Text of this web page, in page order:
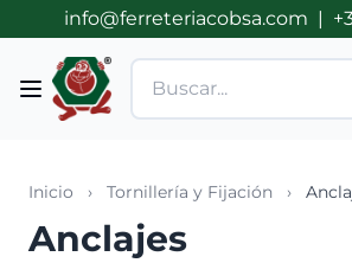
info@ferreteriacobsa.com |
Inicio › Tornillería y Fijación ›
Anclajes